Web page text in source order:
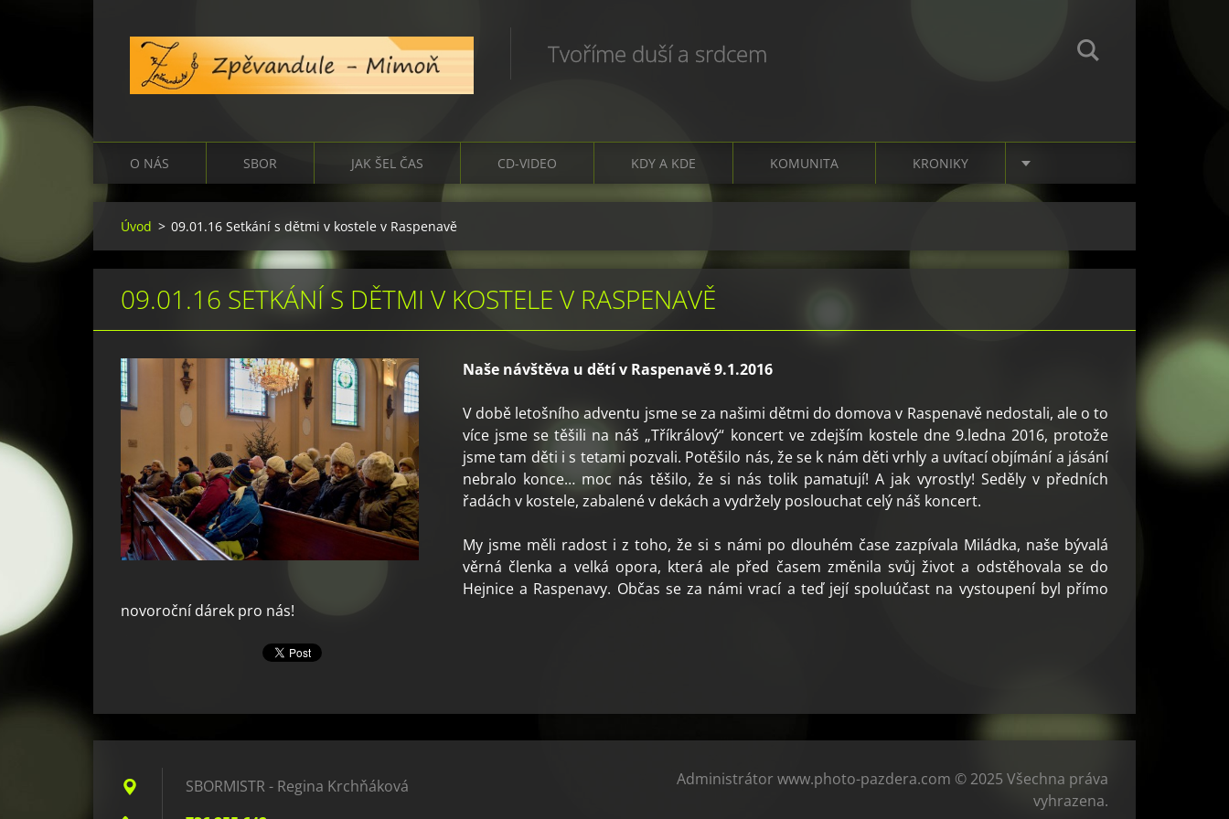
Tvoříme duší a srdcem
O NÁS SBOR JAK ŠEL ČAS CD-VIDEO KDY A KDE KOMUNITA KRONIKY
Úvod > 09.01.16 Setkání s dětmi v kostele v Raspenavě
09.01.16 SETKÁNÍ S DĚTMI V KOSTELE V RASPENAVĚ
Naše návštěva u dětí v Raspenavě 9.1.2016
V době letošního adventu jsme se za našimi dětmi do domova v Raspenavě nedostali, ale o to
více jsme se těšili na náš „Tříkrálový“ koncert ve zdejším kostele dne 9.ledna 2016, protože
jsme tam děti i s tetami pozvali. Potěšilo nás, že se k nám děti vrhly a uvítací objímání a jásání
nebralo konce… moc nás těšilo, že si nás tolik pamatují! A jak vyrostly! Seděly v předních
řadách v kostele, zabalené v dekách a vydržely poslouchat celý náš koncert.
My jsme měli radost i z toho, že si s námi po dlouhém čase zazpívala Miládka, naše bývalá
věrná členka a velká opora, která ale před časem změnila svůj život a odstěhovala se do
Hejnice a Raspenavy. Občas se za námi vrací a teď její spoluúčast na vystoupení byl přímo
novoroční dárek pro nás!
SBORMISTR - Regina Krchňáková
Administrátor www.photo-pazdera.com © 2025 Všechna práva
vyhrazena.